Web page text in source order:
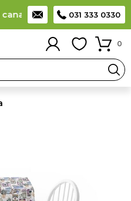
(detalii) Producător
031 333 0330
0